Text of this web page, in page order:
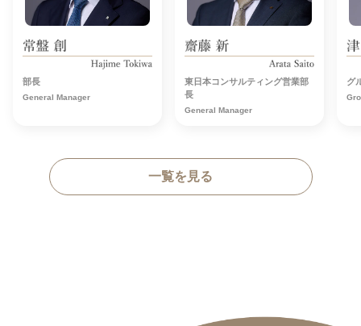
部長
General Manager
東日本コンサルティング営業部
長
General Manager
グ
一覧を見る